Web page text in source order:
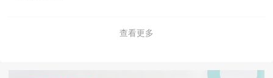
查看更多